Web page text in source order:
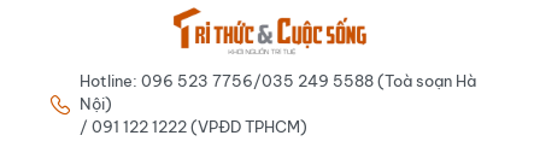
Hotline: 096 523 7756/035 249 5588 (Toà soạn Hà
Nội)
/ 091 122 1222 (VPĐD TPHCM)